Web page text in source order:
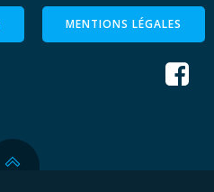
MENTIONS LÉGALES